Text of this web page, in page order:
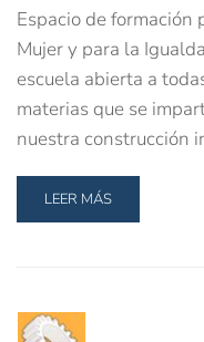
Espacio de
Mujer y para la
escuela abierta a
materias que se
nuestra construcción
LEER MÁS